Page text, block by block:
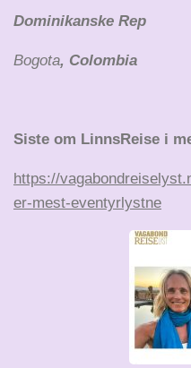
Dominikanske Rep
Bogota, Colombia
Siste om LinnsReise i
https://
er-mest-eventyrlystne